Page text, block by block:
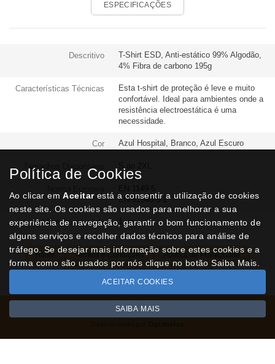
ESPECIFICAÇÕES
Descritivo
T-Shirt ESD, Anti-estático 99% Algodão,
4% Fibra de carbono 195g
Características Técnicas
Esta t-shirt de proteção é leve e muito
confortável. Ideal para ambientes onde a
resistência electroestática é uma
necessidade.
Cor Azul Hospital, Branco, Azul Escuro
Tamanhos Disponíveis
EN 61340-5-1
Qtd Min Encomenda 1 un
Home Termos e Condições Política de Privacidade
Todos os valores incluem IVA à taxa em vigor
Desenvolvido por Optimeios
Política de Cookies
Ao clicar emAceitarestá a consentir a utilização de cookies
neste site. Os cookies são usados para melhorar a sua
experiência de navegação, garantir o bom funcionamento de
alguns serviços e recolher dados técnicos para análise de
tráfego. Se desejar mais informação sobre estes cookies e a
forma como são usados por nós clique no botão Saiba Mais.
ACEITAR COOKIES
SAIBA MAIS